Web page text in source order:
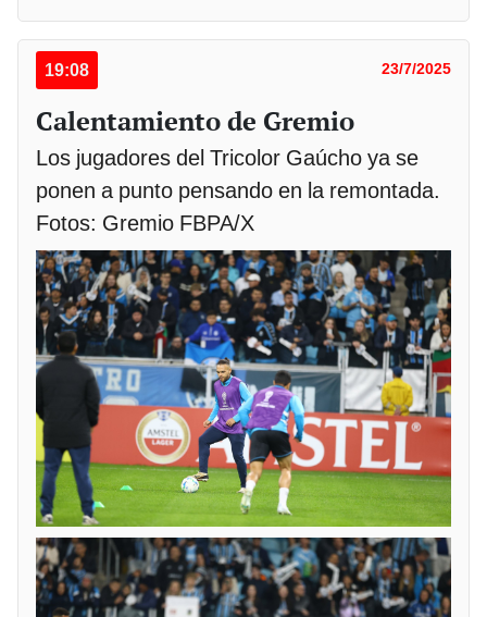
19:08 23/7/2025
Calentamiento de Gremio
Los jugadores del Tricolor Gaúcho ya se
ponen a punto pensando en la remontada.
Fotos: Gremio FBPA/X